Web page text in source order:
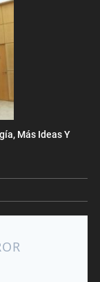
Más Ideas Y